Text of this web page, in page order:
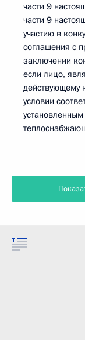
части 9
части 9
участию в
соглашения с
заключении
если лицо,
действующему
условии